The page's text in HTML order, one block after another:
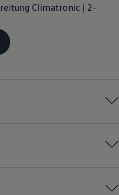
Karten und Radio
Climatronic ( 2-